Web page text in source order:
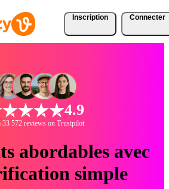
Inscription Connecter
4.9
33 572 reviews on Trustpilot
abordables avec
simple